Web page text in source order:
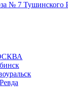
№ 7 Тушинского